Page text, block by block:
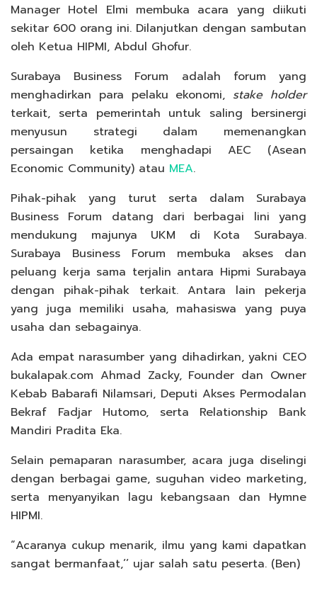
Manager Hotel Elmi membuka acara yang diikuti
sekitar 600 orang ini. Dilanjutkan dengan sambutan
oleh Ketua HIPMI, Abdul Ghofur.
Surabaya Business Forum adalah forum yang
menghadirkan para pelaku ekonomi, stake holder
terkait, serta pemerintah untuk saling bersinergi
menyusun strategi dalam memenangkan
persaingan ketika menghadapi AEC (Asean
Economic Community) atau MEA.
Pihak-pihak yang turut serta dalam Surabaya
Business Forum datang dari berbagai lini yang
mendukung majunya UKM di Kota Surabaya.
Surabaya Business Forum membuka akses dan
peluang kerja sama terjalin antara Hipmi Surabaya
dengan pihak-pihak terkait. Antara lain pekerja
yang juga memiliki usaha, mahasiswa yang puya
usaha dan sebagainya.
Ada empat narasumber yang dihadirkan, yakni CEO
bukalapak.com Ahmad Zacky, Founder dan Owner
Kebab Babarafi Nilamsari, Deputi Akses Permodalan
Bekraf Fadjar Hutomo, serta Relationship Bank
Mandiri Pradita Eka.
Selain pemaparan narasumber, acara juga diselingi
dengan berbagai game, suguhan video marketing,
serta menyanyikan lagu kebangsaan dan Hymne
HIPMI.
“Acaranya cukup menarik, ilmu yang kami dapatkan
sangat bermanfaat,’’ ujar salah satu peserta. (Ben)